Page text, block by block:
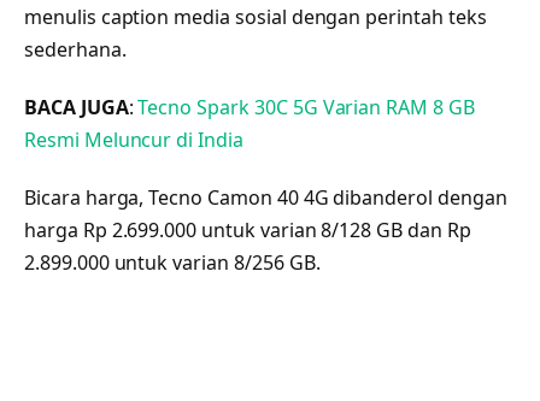
menulis caption media sosial dengan perintah teks
sederhana.
BACA JUGA:Tecno Spark 30C 5G Varian RAM 8 GB
Resmi Meluncur di India
Bicara harga, Tecno Camon 40 4G dibanderol dengan
harga Rp 2.699.000 untuk varian 8/128 GB dan Rp
2.899.000 untuk varian 8/256 GB.